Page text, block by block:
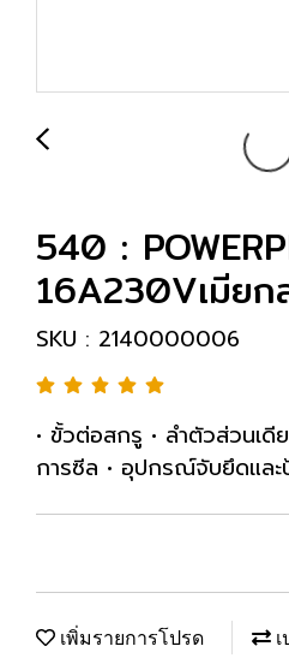
540 :
16A230Vเมียก
SKU : 2140000006
• ขั้วต่อสกรู • ลำตัวส่วนเดี
การซีล • อุปกรณ์จับยึดแล
เพิ่มรายการโปรด